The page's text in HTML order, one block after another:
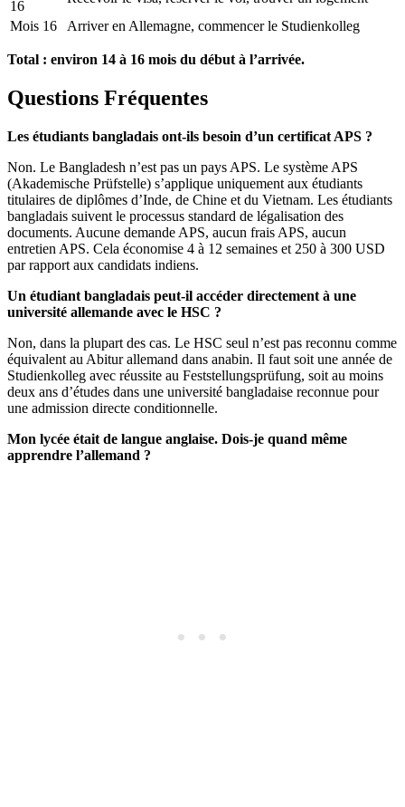
16
Mois 16
Arriver en Allemagne, commencer le Studienkolleg
Total : environ 14 à 16 mois du début à l’arrivée.
Questions Fréquentes
Les étudiants bangladais ont-ils besoin d’un certificat APS ?
Non. Le Bangladesh n’est pas un pays APS. Le système APS
(Akademische Prüfstelle) s’applique uniquement aux étudiants
titulaires de diplômes d’Inde, de Chine et du Vietnam. Les étudiants
bangladais suivent le processus standard de légalisation des
documents. Aucune demande APS, aucun frais APS, aucun
entretien APS. Cela économise 4 à 12 semaines et 250 à 300 USD
par rapport aux candidats indiens.
Un étudiant bangladais peut-il accéder directement à une
université allemande avec le HSC ?
Non, dans la plupart des cas. Le HSC seul n’est pas reconnu comme
équivalent au Abitur allemand dans anabin. Il faut soit une année de
Studienkolleg avec réussite au Feststellungsprüfung, soit au moins
deux ans d’études dans une université bangladaise reconnue pour
une admission directe conditionnelle.
Mon lycée était de langue anglaise. Dois-je quand même
apprendre l’allemand ?